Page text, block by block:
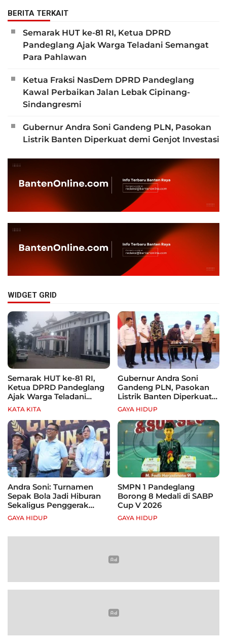
BERITA TERKAIT
Semarak HUT ke-81 RI, Ketua DPRD
Pandeglang Ajak Warga Teladani Semangat
Para Pahlawan
Ketua Fraksi NasDem DPRD Pandeglang
Kawal Perbaikan Jalan Lebak Cipinang-
Sindangresmi
Gubernur Andra Soni Gandeng PLN, Pasokan
Listrik Banten Diperkuat demi Genjot Investasi
WIDGET GRID
Semarak HUT ke-81 RI,
Ketua DPRD Pandeglang
Ajak Warga Teladani
Semangat Para Pahlawan
KATA KITA
Gubernur Andra Soni
Gandeng PLN, Pasokan
Listrik Banten Diperkuat
demi Genjot Investasi
GAYA HIDUP
Andra Soni: Turnamen
Sepak Bola Jadi Hiburan
Sekaligus Penggerak
Ekonomi Rakyat
GAYA HIDUP
SMPN 1 Pandeglang
Borong 8 Medali di SABP
Cup V 2026
GAYA HIDUP